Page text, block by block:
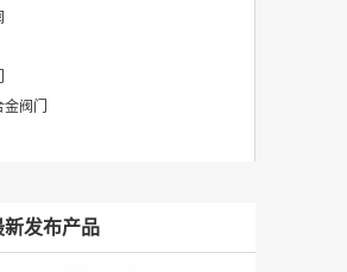
阀门
新发布产品